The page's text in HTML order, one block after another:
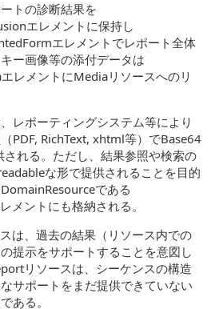
トの診断結果を
エレメントに保持し
エレメントでレポート全体
ー画像等の添付データは
レメントにMediaリソースへのリ
レポーティングシステム等により
PDF, RichText, xhtml等）でBase64
れる。ただし、結果参照や検索の
な形で提供されることを目的
である
メントにも格納される。
は、過去の結果（リソース内での
提示をサポートすることを意図し
リソースは、シーケンスの構造
サポートをまだ提供できていない
ある。